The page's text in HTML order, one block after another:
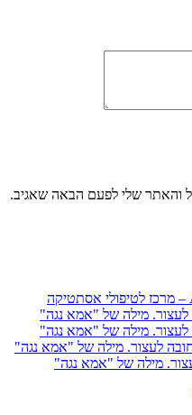
והאתר שלי לפעם הבאה שאגיב.
לעצור. מילה של "אמא נגה"
לעצור. מילה של "אמא נגה"
לעצור. מילה של "אמא נגה"
מילה של "אמא נגה"